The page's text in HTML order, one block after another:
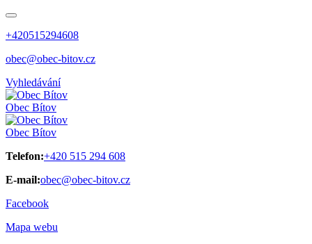
+420515294608
obec@obec-bitov.cz
Vyhledávání
Obec Bítov
Obec Bítov
Telefon:+420 515 294 608
E-mail:obec@obec-bitov.cz
Facebook
Mapa webu